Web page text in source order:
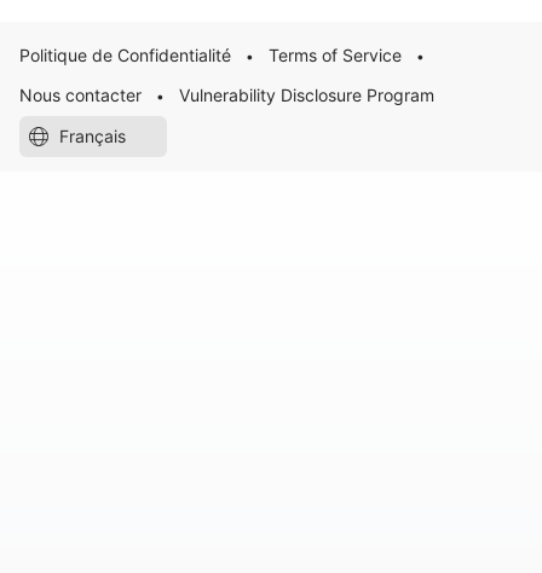
Politique de Confidentialité • Terms of Service •
Nous contacter •
Vulnerability Disclosure Program
Français